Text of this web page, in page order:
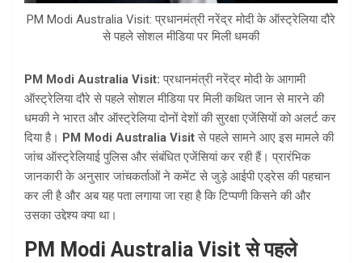
PM Modi Australia Visit: प्रधानमंत्री नरेंद्र मोदी के ऑस्ट्रेलिया दौरे
से पहले सोशल मीडिया पर मिली धमकी
PM Modi Australia Visit: प्रधानमंत्री नरेंद्र मोदी के आगामी
ऑस्ट्रेलिया दौरे से पहले सोशल मीडिया पर मिली कथित जान से मारने की
धमकी ने भारत और ऑस्ट्रेलिया दोनों देशों की सुरक्षा एजेंसियों को अलर्ट कर
दिया है। PM Modi Australia Visitसे पहले सामने आए इस मामले की
जांच ऑस्ट्रेलियाई पुलिस और संबंधित एजेंसियां कर रही हैं। प्रारंभिक
जानकारी के अनुसार जांचकर्ताओं ने कमेंट से जुड़े आईपी एड्रेस की पहचान
कर ली है और अब यह पता लगाया जा रहा है कि टिप्पणी किसने की और
उसका उद्देश्य क्या था।
PM Modi Australia Visit से पहले